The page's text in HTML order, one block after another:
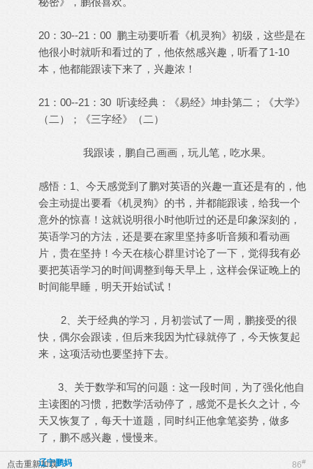
20：30--21：00 鹏主动要听看《机灵狗》初级，这些是在
他很小时就听和看过的了，他依然感兴趣，听看了1-10
本，他都能跟读下来了，兴趣浓！
21：00--21：30 听读经典：《易经》坤卦第二；《大学》
（二）；《三字经》（二）
我跟读，鹏自己画画，玩儿笔，吃水果。
感悟：1、今天感觉到了鹏对英语的兴趣一直还是有的，他
会主动提出要看《机灵狗》的书，并都能跟读，给我一个
意外的惊喜！这就说明很小时他听过的还是印象深刻的，
英语学习的方法，还是要在家里坚持多听音频和看动画
片，贵在坚持！今天在核心群里讨论了一下，觉得我有必
要把英语学习的时间调整到每天早上，这样会保证晚上的
时间能早睡，明天开始试试！
2、关于经典的学习，月初尝试了一周，鹏接受的很
快，偶尔会跟读，但后来我因为忙碌就停了，今天恢复起
来，这项活动也要坚持下去。
3、关于数学和写的问题：这一段时间，为了强化他自
主读图的习惯，把数学活动停了，感觉不是长久之计，今
天又恢复了，每天十道题，同时纠正他拿笔姿势，做多
了，鹏不感兴趣，慢慢来。
点击重新加载 86#
辽宁鹏妈